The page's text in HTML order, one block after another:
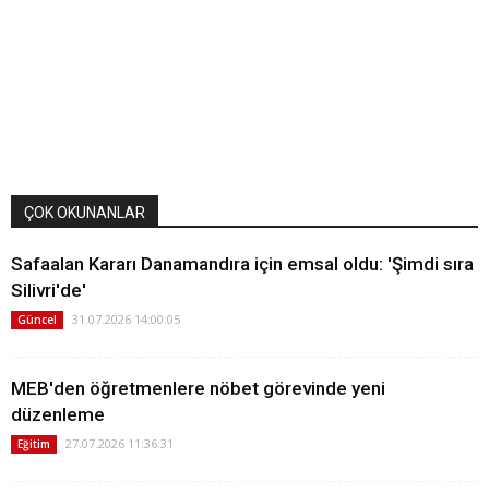
ÇOK OKUNANLAR
Safaalan Kararı Danamandıra için emsal oldu: 'Şimdi sıra
Silivri'de'
Güncel 31.07.2026 14:00:05
MEB'den öğretmenlere nöbet görevinde yeni
düzenleme
Eğitim 27.07.2026 11:36:31